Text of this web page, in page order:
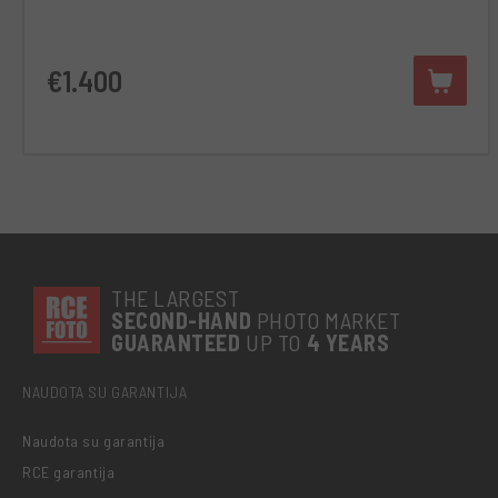
€1.400
THE LARGEST
SECOND-HAND PHOTO MARKET
GUARANTEED UP TO 4 YEARS
NAUDOTA SU GARANTIJA
Naudota su garantija
RCE garantija